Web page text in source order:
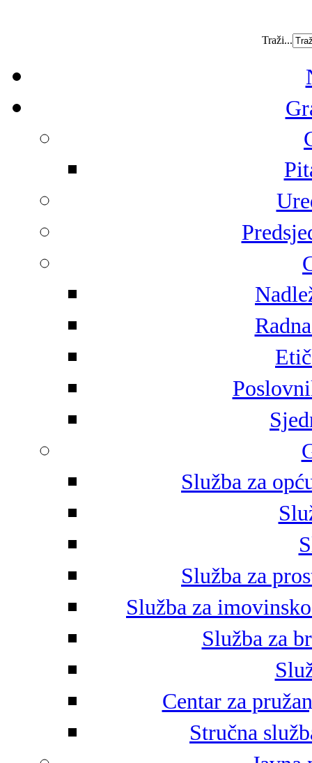
Traži...
Služba za
Služba za
Služba za
Služba za
Centar za
Stručna